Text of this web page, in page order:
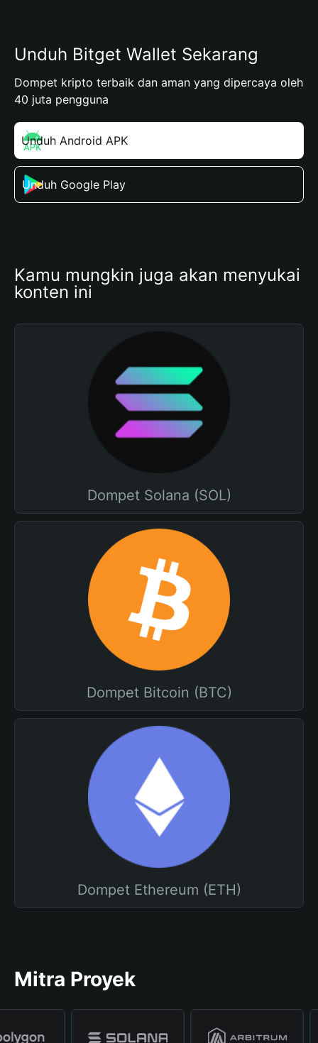
Unduh Bitget Wallet Sekarang
Dompet kripto terbaik dan aman yang dipercaya oleh
40 juta pengguna
Unduh Android APK
Unduh Google Play
Kamu mungkin juga akan menyukai
konten ini
Dompet Solana (SOL)
Dompet Bitcoin (BTC)
Dompet Ethereum (ETH)
Mitra Proyek